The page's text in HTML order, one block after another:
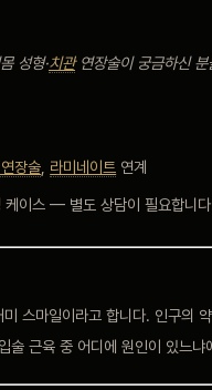
성형·치관연장술이 궁금하신 분
장술, 라미네이트 연계
케이스 — 별도 상담이 필요합니
스마일이라고 합니다. 인구의
술 근육 중 어디에 원인이 있느